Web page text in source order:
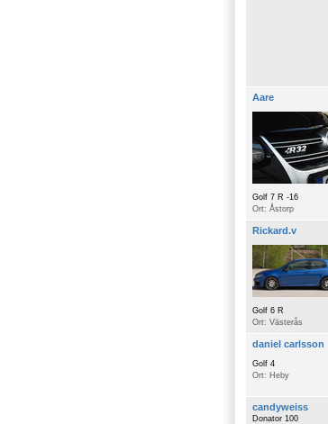
Aare
Golf 7 R -16
Ort: Åstorp
Rickard.v
Golf 6 R
Ort: Västerås
daniel carlsson
Golf 4
Ort: Heby
candyweiss
Donator 100